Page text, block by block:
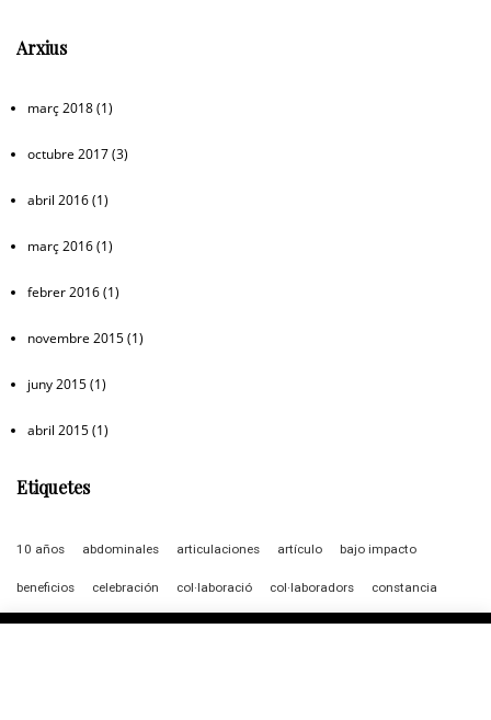
Arxius
març 2018 (1)
octubre 2017 (3)
abril 2016 (1)
març 2016 (1)
febrer 2016 (1)
novembre 2015 (1)
juny 2015 (1)
abril 2015 (1)
Etiquetes
10 años abdominales articulaciones artículo bajo impacto
beneficios celebración col·laboració col·laboradors constancia
dansa descompte dolor de espalda entrenament equilibrio